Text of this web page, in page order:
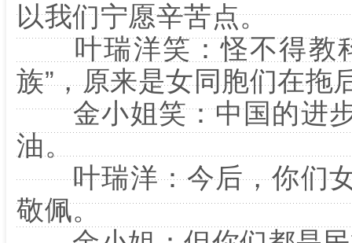
以我们宁愿辛苦点。
叶瑞洋笑：怪不得教科
族”，原来是女同胞们在拖
金小姐笑：中国的进步
油。
叶瑞洋：今后，你们女
敬佩。